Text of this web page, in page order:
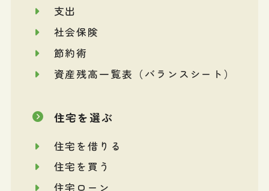
支出
社会保険
節約術
資産残高一覧表（バランスシート）
住宅を選ぶ
住宅を借りる
住宅を買う
住宅ローン